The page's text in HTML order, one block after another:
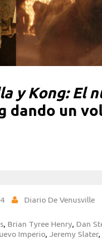
y Kong: El
dando un
Diario De Venusville
, Brian Tyree Henry, Dan
Imperio, Jeremy Slater,